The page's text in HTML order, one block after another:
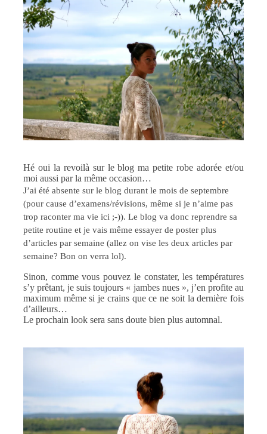
Hé oui la revoilà sur le blog ma petite robe adorée et/ou
moi aussi par la même occasion…
J’ai été absente sur le blog durant le mois de septembre
(pour cause d’examens/révisions, même si je n’aime pas
trop raconter ma vie ici ;-)). Le blog va donc reprendre sa
petite routine et je vais même essayer de poster plus
d’articles par semaine (allez on vise les deux articles par
semaine? Bon on verra lol).
Sinon, comme vous pouvez le constater, les températures
s’y prêtant, je suis toujours « jambes nues », j’en profite au
maximum même si je crains que ce ne soit la dernière fois
d’ailleurs…
Le prochain look sera sans doute bien plus automnal.